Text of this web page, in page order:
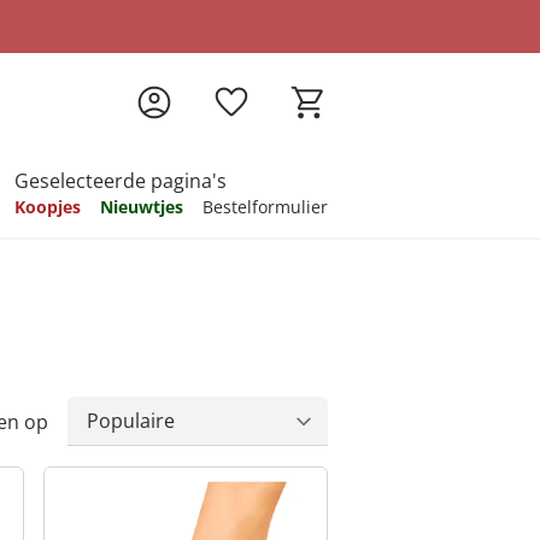
Geselecteerde pagina's
Koopjes Nieuwtjes Bestelformulier
op